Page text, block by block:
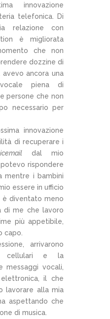
innovazione
telefonica. Di
relazione con
è migliorata
che non
dozzine di
ancora una
piena di
persone che non
necessario per
innovazione
di recuperare i
dal mio
rispondere
mentre i bambini
essere in ufficio
è diventato meno
di me che lavoro
più appetibile,
capo.
arrivarono
cellulari e la
messaggi vocali,
il che
lavorare alla mia
aspettando che
di musica.